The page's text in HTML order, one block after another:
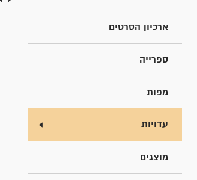
ארכיון הסרטים
ספרייה
מפות
עדויות
מוצגים